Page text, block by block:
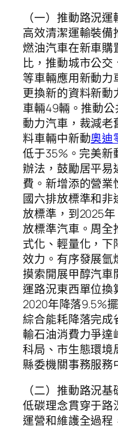
（一）推動路況
高效清潔運輸裝
燃油汽車在新車購
比，推動城市公
等車輛應用新動
更換新的資料新
車輛49輛。推動
動力汽車，裁減老
料車輛中新動奧迪
低于35%。完美新
辦法，鼓勵居平易
費。新增添的營
國六排放標準和
放標準，到2025
放標準汽車。周全
式化、輕量化，下
效力。有序發展氫
摸索開展甲醇汽車
運路況東西單位換
2020年降落9.5%
綜合能耗降落完成
輸石油消費力爭達
科局、市生態環境
縣委機關事務服務
（二）推動路況
低碳理念貫穿于路
運營和維護全過程